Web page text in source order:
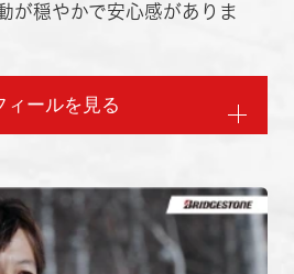
が穏やかで安心感がありま
ィールを見る